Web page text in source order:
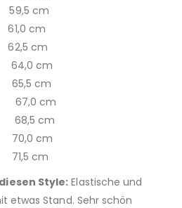
cm
cm
cm
cm
cm
cm
cm
cm
cm
Style: Elastische und
etwas Stand. Sehr schön